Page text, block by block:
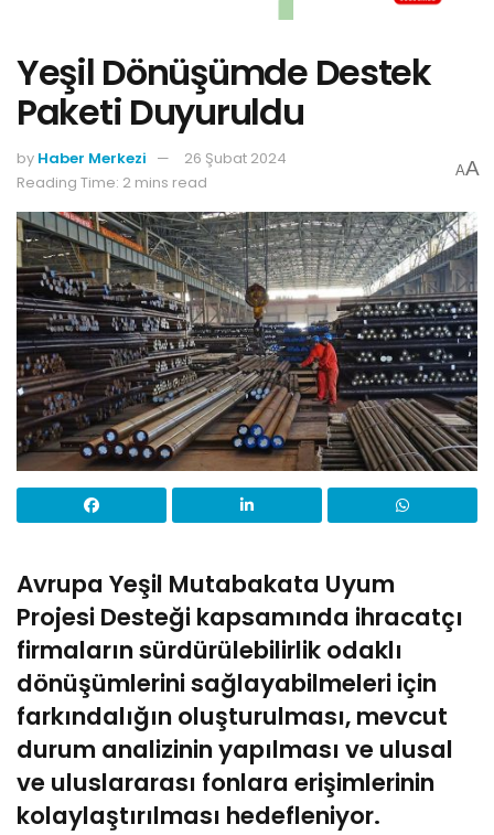
Yeşil Dönüşümde Destek
Paketi Duyuruldu
by Haber Merkezi
26 Şubat 2024
Reading Time: 2 mins read
AA
Avrupa Yeşil Mutabakata Uyum
Projesi Desteği kapsamında ihracatçı
firmaların sürdürülebilirlik odaklı
dönüşümlerini sağlayabilmeleri için
farkındalığın oluşturulması, mevcut
durum analizinin yapılması ve ulusal
ve uluslararası fonlara erişimlerinin
kolaylaştırılması hedefleniyor.